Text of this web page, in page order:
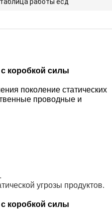
коробкой силы
поколение статических
проводные и
угрозы продуктов.
коробкой силы